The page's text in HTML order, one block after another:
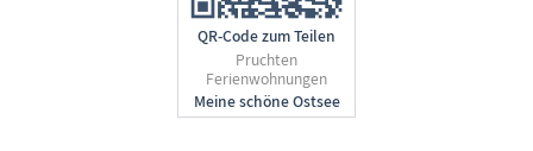
QR-Code zum Teilen
Pruchten
Ferienwohnungen